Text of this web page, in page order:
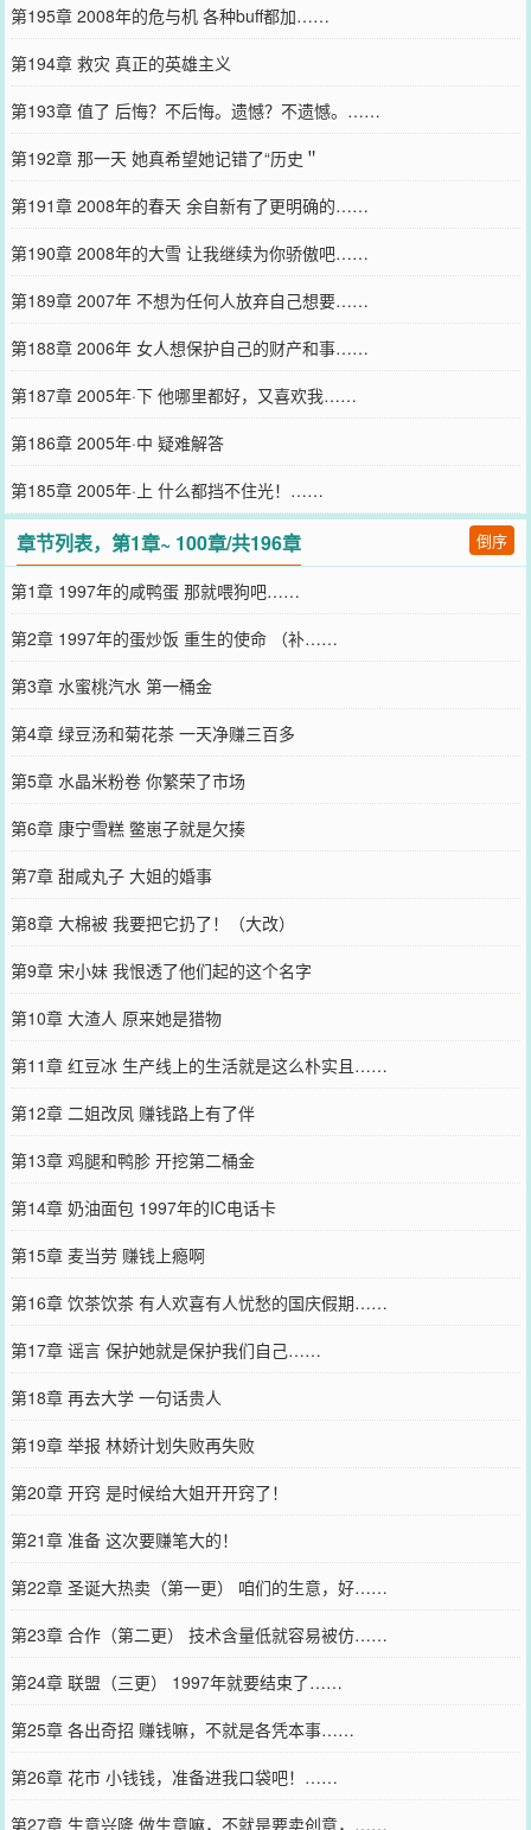
第195章 2008年的危与机 各种buff都加……
第194章 救灾 真正的英雄主义
第193章 值了 后悔？不后悔。遗憾？不遗憾。……
第192章 那一天 她真希望她记错了“历史＂
第191章 2008年的春天 余自新有了更明确的……
第190章 2008年的大雪 让我继续为你骄傲吧……
第189章 2007年 不想为任何人放弃自己想要……
第188章 2006年 女人想保护自己的财产和事……
第187章 2005年·下 他哪里都好，又喜欢我……
第186章 2005年·中 疑难解答
第185章 2005年·上 什么都挡不住光！……
章节列表，第1章~ 100章/共196章 倒序
第1章 1997年的咸鸭蛋 那就喂狗吧……
第2章 1997年的蛋炒饭 重生的使命 （补……
第3章 水蜜桃汽水 第一桶金
第4章 绿豆汤和菊花茶 一天净赚三百多
第5章 水晶米粉卷 你繁荣了市场
第6章 康宁雪糕 鳖崽子就是欠揍
第7章 甜咸丸子 大姐的婚事
第8章 大棉被 我要把它扔了！（大改）
第9章 宋小妹 我恨透了他们起的这个名字
第10章 大渣人 原来她是猎物
第11章 红豆冰 生产线上的生活就是这么朴实且……
第12章 二姐改凤 赚钱路上有了伴
第13章 鸡腿和鸭胗 开挖第二桶金
第14章 奶油面包 1997年的IC电话卡
第15章 麦当劳 赚钱上瘾啊
第16章 饮茶饮茶 有人欢喜有人忧愁的国庆假期……
第17章 谣言 保护她就是保护我们自己……
第18章 再去大学 一句话贵人
第19章 举报 林娇计划失败再失败
第20章 开窍 是时候给大姐开开窍了！
第21章 准备 这次要赚笔大的！
第22章 圣诞大热卖（第一更） 咱们的生意，好……
第23章 合作（第二更） 技术含量低就容易被仿……
第24章 联盟（三更） 1997年就要结束了……
第25章 各出奇招 赚钱嘛，不就是各凭本事……
第26章 花市 小钱钱，准备进我口袋吧！……
第27章 生意兴隆 做生意嘛，不就是要卖创意，……